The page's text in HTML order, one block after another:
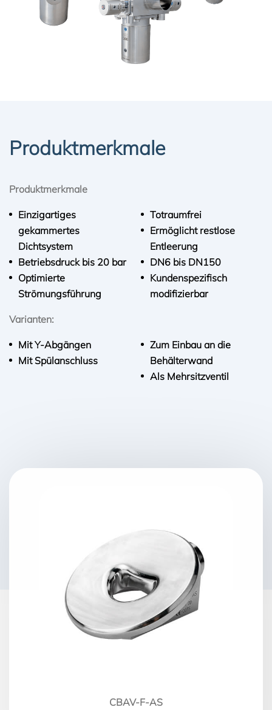
Produktmerkmale
Produktmerkmale
Einzigartiges
gekammertes
Dichtsystem
Betriebsdruck bis 20 bar
Optimierte
Strömungsführung
Totraumfrei
Ermöglicht restlose
Entleerung
DN6 bis DN150
Kundenspezifisch
modifizierbar
Varianten:
Mit Y-Abgängen
Mit Spülanschluss
Zum Einbau an die
Behälterwand
Als Mehrsitzventil
CBAV-F-AS